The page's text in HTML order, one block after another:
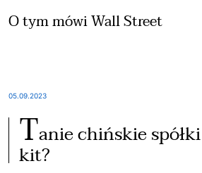
O tym mówi Wall Street
05.09.2023
Tanie chińskie
kit?